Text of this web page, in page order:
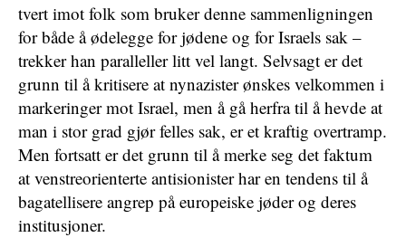
tvert imot folk som bruker denne sammenligningen
for både å ødelegge for jødene og for Israels sak –
trekker han paralleller litt vel langt. Selvsagt er det
grunn til å kritisere at nynazister ønskes velkommen i
markeringer mot Israel, men å gå herfra til å hevde at
man i stor grad gjør felles sak, er et kraftig overtramp.
Men fortsatt er det grunn til å merke seg det faktum
at venstreorienterte antisionister har en tendens til å
bagatellisere angrep på europeiske jøder og deres
institusjoner.